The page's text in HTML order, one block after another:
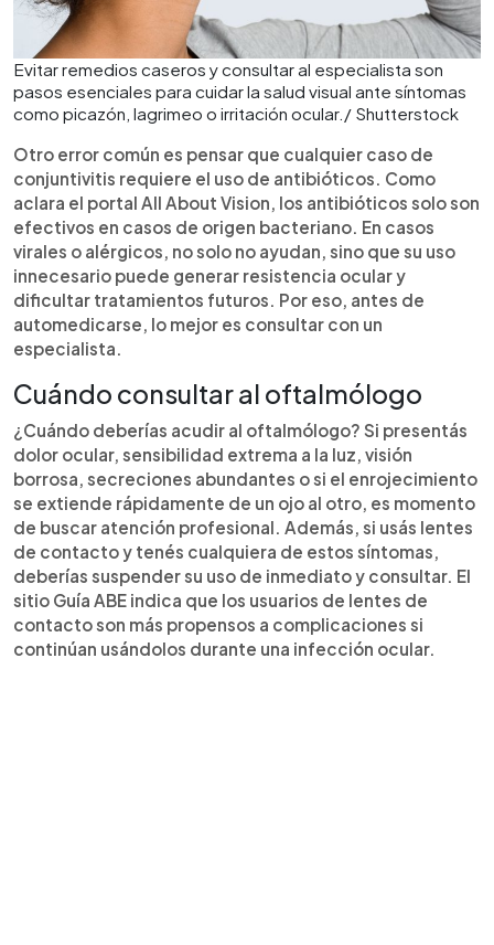
Evitar remedios caseros y consultar al especialista son
pasos esenciales para cuidar la salud visual ante síntomas
como picazón, lagrimeo o irritación ocular./ Shutterstock
Otro error común es pensar que cualquier caso de
conjuntivitis requiere el uso de antibióticos. Como
aclara el portal All About Vision, los antibióticos solo son
efectivos en casos de origen bacteriano. En casos
virales o alérgicos, no solo no ayudan, sino que su uso
innecesario puede generar resistencia ocular y
dificultar tratamientos futuros. Por eso, antes de
automedicarse, lo mejor es consultar con un
especialista.
Cuándo consultar al oftalmólogo
¿Cuándo deberías acudir al oftalmólogo? Si presentás
dolor ocular, sensibilidad extrema a la luz, visión
borrosa, secreciones abundantes o si el enrojecimiento
se extiende rápidamente de un ojo al otro, es momento
de buscar atención profesional. Además, si usás lentes
de contacto y tenés cualquiera de estos síntomas,
deberías suspender su uso de inmediato y consultar. El
sitio Guía ABE indica que los usuarios de lentes de
contacto son más propensos a complicaciones si
continúan usándolos durante una infección ocular.